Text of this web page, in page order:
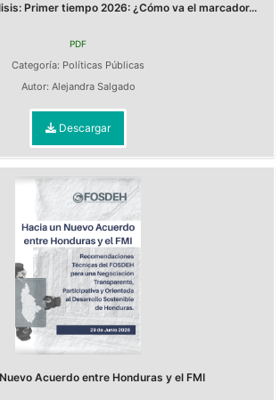
Primer tiempo 2026: ¿Cómo va el marcador...
PDF
Categoría: Políticas Públicas
Autor: Alejandra Salgado
Descargar
Acuerdo entre Honduras y el FMI